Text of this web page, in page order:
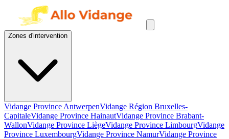
Zones d'intervention
Vidange Province AntwerpenVidange Région Bruxelles-
CapitaleVidange Province HainautVidange Province Brabant-
WallonVidange Province LiègeVidange Province LimbourgVidange
Province LuxembourgVidange Province NamurVidange Province